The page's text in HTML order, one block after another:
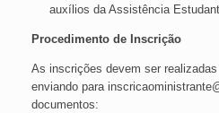
auxílios da Assistência
Procedimento de Inscrição
As inscrições devem ser
enviando para
documentos: